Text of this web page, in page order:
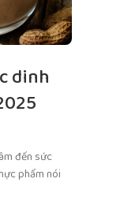
dinh
đến sức
phẩm nói